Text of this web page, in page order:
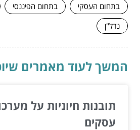
בתחום העסקי בתחום הפיננסי
נדל"ן
המשך לעוד מאמרים
תובנות חיוניות על
עסקים